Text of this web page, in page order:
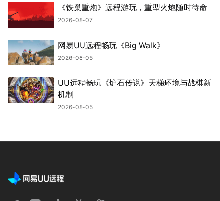
《铁巢重炮》远程游玩，重型火炮随时待命
2026-08-07
网易UU远程畅玩《Big Walk》
2026-08-05
UU远程畅玩《炉石传说》天梯环境与战棋新
机制
2026-08-05